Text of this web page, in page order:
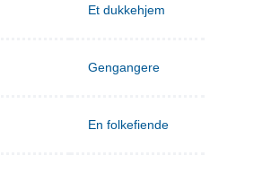
Et dukkehjem
Gengangere
En folkefiende